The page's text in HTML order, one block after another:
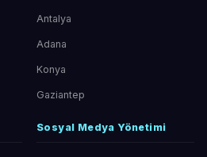
Antalya
Adana
Konya
Gaziantep
Sosyal Medya Yönetimi